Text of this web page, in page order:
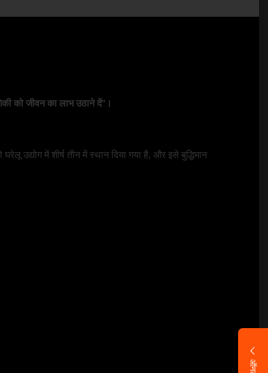
को जीवन का लाभ उठाने दें"।
उद्योग में शीर्ष तीन में स्थान दिया गया है, और इसे बुद्धिमान